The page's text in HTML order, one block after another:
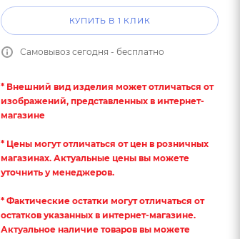
КУПИТЬ В 1 КЛИК
Самовывоз сегодня - бесплатно
* Внешний вид изделия может отличаться от
изображений, представленных в интернет-
магазине
* Цены могут отличаться от цен в розничных
магазинах. Актуальные цены вы можете
уточнить у менеджеров.
* Фактические остатки могут отличаться от
остатков указанных в интернет-магазине.
Актуальное наличие товаров вы можете